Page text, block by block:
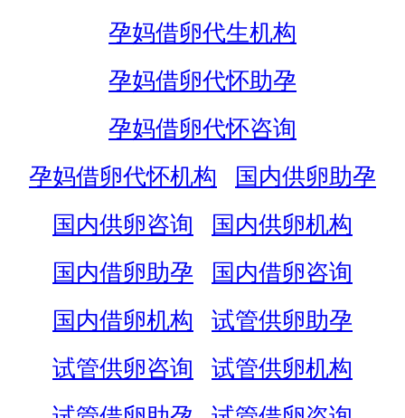
孕妈借卵代生机构
孕妈借卵代怀助孕
孕妈借卵代怀咨询
孕妈借卵代怀机构
国内供卵助孕
国内供卵咨询
国内供卵机构
国内借卵助孕
国内借卵咨询
国内借卵机构
试管供卵助孕
试管供卵咨询
试管供卵机构